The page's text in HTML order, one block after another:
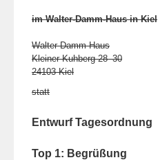
im Walter-Damm-Haus in Kiel
Walter-Damm-Haus
Kleiner Kuhberg 28–30
24103 Kiel
statt
Entwurf Tagesordnung
Top 1: Begrüßung